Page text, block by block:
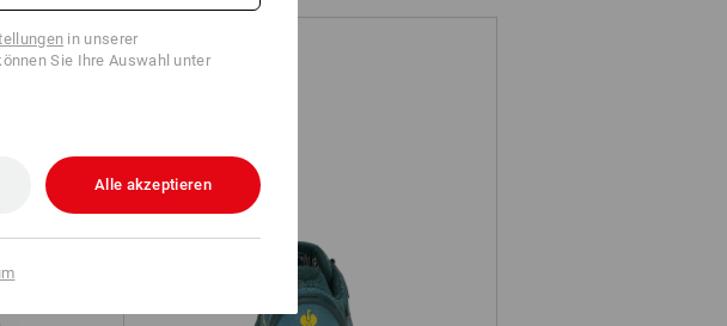
S7S Sicherheitsschuhe e.s. Peoria low
in unserer
Sie Ihre Auswahl unter
Alle akzeptieren